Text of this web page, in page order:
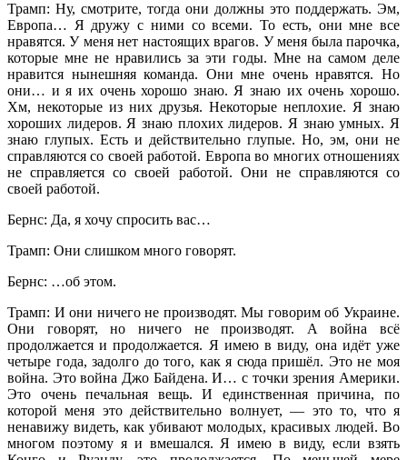
Трамп: Ну, смотрите, тогда они должны это поддержать. Эм,
Европа… Я дружу с ними со всеми. То есть, они мне все
нравятся. У меня нет настоящих врагов. У меня была парочка,
которые мне не нравились за эти годы. Мне на самом деле
нравится нынешняя команда. Они мне очень нравятся. Но
они… и я их очень хорошо знаю. Я знаю их очень хорошо.
Хм, некоторые из них друзья. Некоторые неплохие. Я знаю
хороших лидеров. Я знаю плохих лидеров. Я знаю умных. Я
знаю глупых. Есть и действительно глупые. Но, эм, они не
справляются со своей работой. Европа во многих отношениях
не справляется со своей работой. Они не справляются со
своей работой.
Бернс: Да, я хочу спросить вас…
Трамп: Они слишком много говорят.
Бернс: …об этом.
Трамп: И они ничего не производят. Мы говорим об Украине.
Они говорят, но ничего не производят. А война всё
продолжается и продолжается. Я имею в виду, она идёт уже
четыре года, задолго до того, как я сюда пришёл. Это не моя
война. Это война Джо Байдена. И… с точки зрения Америки.
Это очень печальная вещь. И единственная причина, по
которой меня это действительно волнует, — это то, что я
ненавижу видеть, как убивают молодых, красивых людей. Во
многом поэтому я и вмешался. Я имею в виду, если взять